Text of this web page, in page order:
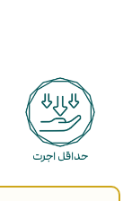
حداقل اجرت